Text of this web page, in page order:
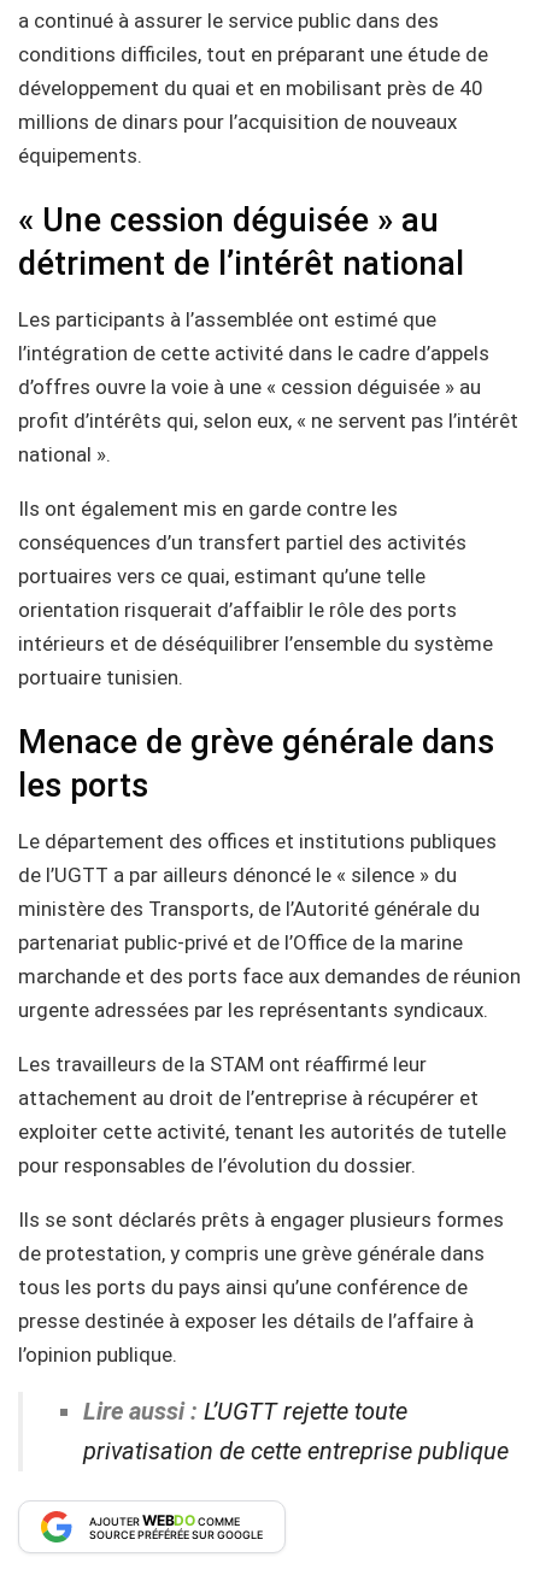
a continué à assurer le service public dans des
conditions difficiles, tout en préparant une étude de
développement du quai et en mobilisant près de 40
millions de dinars pour l’acquisition de nouveaux
équipements.
« Une cession déguisée » au
détriment de l’intérêt national
Les participants à l’assemblée ont estimé que
l’intégration de cette activité dans le cadre d’appels
d’offres ouvre la voie à une « cession déguisée » au
profit d’intérêts qui, selon eux, « ne servent pas l’intérêt
national ».
Ils ont également mis en garde contre les
conséquences d’un transfert partiel des activités
portuaires vers ce quai, estimant qu’une telle
orientation risquerait d’affaiblir le rôle des ports
intérieurs et de déséquilibrer l’ensemble du système
portuaire tunisien.
Menace de grève générale dans
les ports
Le département des offices et institutions publiques
de l’UGTT a par ailleurs dénoncé le « silence » du
ministère des Transports, de l’Autorité générale du
partenariat public-privé et de l’Office de la marine
marchande et des ports face aux demandes de réunion
urgente adressées par les représentants syndicaux.
Les travailleurs de la STAM ont réaffirmé leur
attachement au droit de l’entreprise à récupérer et
exploiter cette activité, tenant les autorités de tutelle
pour responsables de l’évolution du dossier.
Ils se sont déclarés prêts à engager plusieurs formes
de protestation, y compris une grève générale dans
tous les ports du pays ainsi qu’une conférence de
presse destinée à exposer les détails de l’affaire à
l’opinion publique.
Lire aussi : L’UGTT rejette toute
privatisation de cette entreprise publique
AJOUTERWEBDOCOMME
SOURCE PRÉFÉRÉE SUR GOOGLE